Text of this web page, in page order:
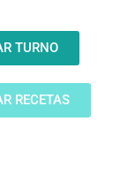
TURNO
RECETAS